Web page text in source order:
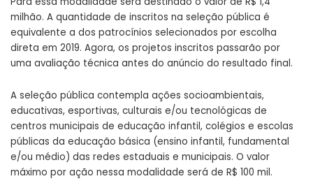
milhão. A quantidade de inscritos na seleção pública é
equivalente a dos patrocínios selecionados por escolha
direta em 2019. Agora, os projetos inscritos passarão por
uma avaliação técnica antes do anúncio do resultado final.
A seleção pública contempla ações socioambientais,
educativas, esportivas, culturais e/ou tecnológicas de
centros municipais de educação infantil, colégios e escolas
públicas da educação básica (ensino infantil, fundamental
e/ou médio) das redes estaduais e municipais. O valor
máximo por ação nessa modalidade será de R$ 100 mil.